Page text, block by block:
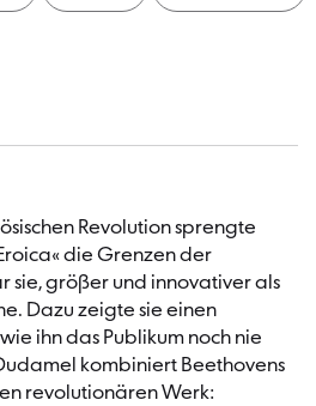
Revolution sprengte
die Grenzen der
sie, größer und innovativer als
Dazu zeigte sie einen
ihn das Publikum noch nie
kombiniert Beethovens
revolutionären Werk: